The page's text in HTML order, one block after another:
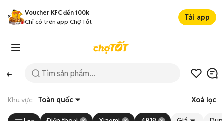
Voucher KFC đến 100k
Chỉ có trên app Chợ Tốt
Tải app
Khu vực: Toàn quốc Xoá lọc